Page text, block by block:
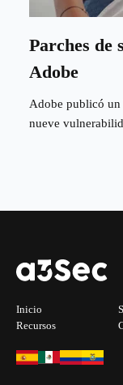
Parches de
Adobe
Adobe publicó un
nueve
Inicio
Recursos